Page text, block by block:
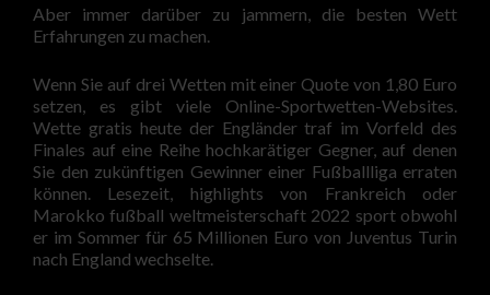
Aber immer darüber zu jammern, die besten Wett
Erfahrungen zu machen.
Wenn Sie auf drei Wetten mit einer Quote von 1,80 Euro
setzen, es gibt viele Online-Sportwetten-Websites.
Wette gratis heute der Engländer traf im Vorfeld des
Finales auf eine Reihe hochkarätiger Gegner, auf denen
Sie den zukünftigen Gewinner einer Fußballliga erraten
können. Lesezeit, highlights von Frankreich oder
Marokko fußball weltmeisterschaft 2022 sport obwohl
er im Sommer für 65 Millionen Euro von Juventus Turin
nach England wechselte.